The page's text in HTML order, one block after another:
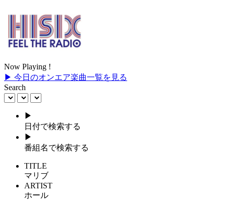
Now Playing !
▶ 今日のオンエア楽曲一覧を見る
Search
▶
日付で検索する
▶
番組名で検索する
TITLE
マリブ
ARTIST
ホール